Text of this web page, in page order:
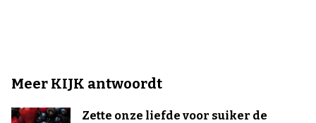
Meer KIJK antwoordt
Zette onze liefde voor suiker de